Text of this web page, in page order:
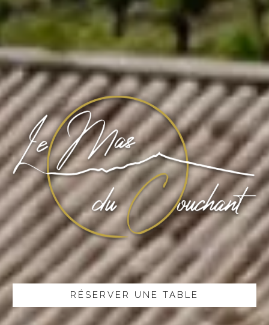
RÉSERVER UNE TABLE